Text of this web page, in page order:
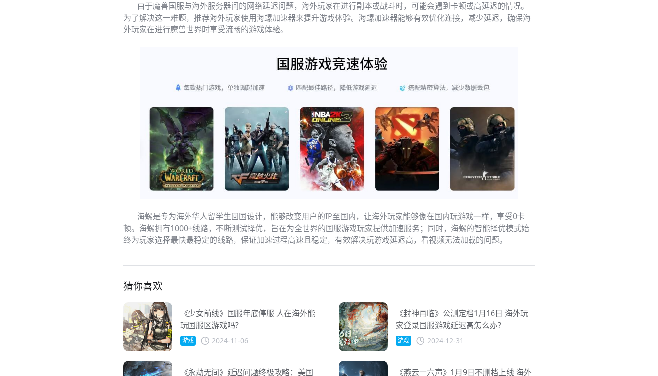
由于魔兽国服与海外服务器间的网络延迟问题，海外玩家在进行副本或战斗时，可能会遇到卡顿或高延迟的情况。
为了解决这一难题，推荐海外玩家使用海螺加速器来提升游戏体验。海螺加速器能够有效优化连接，减少延迟，确保海
外玩家在进行魔兽世界时享受流畅的游戏体验。
海螺是专为海外华人留学生回国设计，能够改变用户的IP至国内，让海外玩家能够像在国内玩游戏一样，享受0卡
顿。海螺拥有1000+线路，不断测试择优，旨在为全世界的国服游戏玩家提供加速服务；同时，海螺的智能择优模式始
终为玩家选择最快最稳定的线路，保证加速过程高速且稳定，有效解决玩游戏延迟高，看视频无法加载的问题。
猜你喜欢
《少女前线》国服年底停服 人在海外能
玩国服区游戏吗？
游戏 2024-11-06
《永劫无间》延迟问题终极攻略：美国
《封神再临》公测定档1月16日 海外玩
家登录国服游戏延迟高怎么办？
游戏 2024-12-31
《燕云十六声》1月9日不删档上线 海外